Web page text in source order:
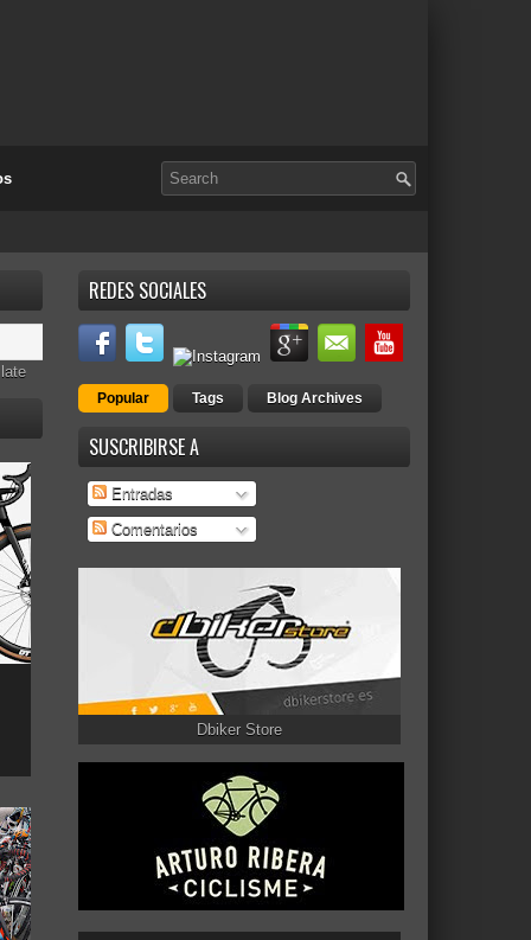
REDES SOCIALES
Popular Tags Blog Archives
SUSCRIBIRSE A
Entradas
Comentarios
Dbiker Store